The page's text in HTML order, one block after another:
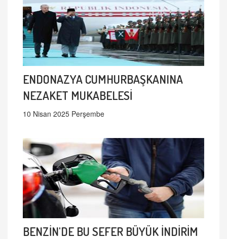
ENDONAZYA CUMHURBAŞKANINA
NEZAKET MUKABELESİ
10 Nisan 2025 Perşembe
BENZİN'DE BU SEFER BÜYÜK İNDİRİM